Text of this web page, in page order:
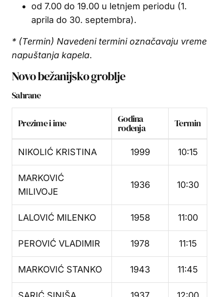
od 7.00 do 19.00 u letnjem periodu (1.
aprila do 30. septembra).
* (Termin) Navedeni termini označavaju vreme
napuštanja kapela.
Novo bežanijsko groblje
Sahrane
Prezime i ime Godina
rođenja Termin
NIKOLIĆ KRISTINA 1999 10:15
MARKOVIĆ
MILIVOJE
1936 10:30
LALOVIĆ MILENKO 1958 11:00
PEROVIĆ VLADIMIR 1978 11:15
MARKOVIĆ STANKO 1943 11:45